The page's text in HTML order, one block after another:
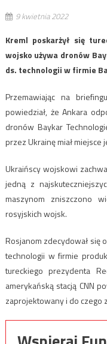
9 kwietnia 2022
Kreml poskarżył się
wojsko używa dronów
ds. technologii w firmie
Przemawiając na
powiedział, że Ankara
dronów Baykar
przez Ukrainę miał
Ukraińscy wojskowi
jedną z
maszynom zniszczono
rosyjskich wojsk.
Rosjanom zdecydował się
technologii w firmie
tureckiego prezydenta
amerykańską stacją CNN
zaprojektowany i do czego